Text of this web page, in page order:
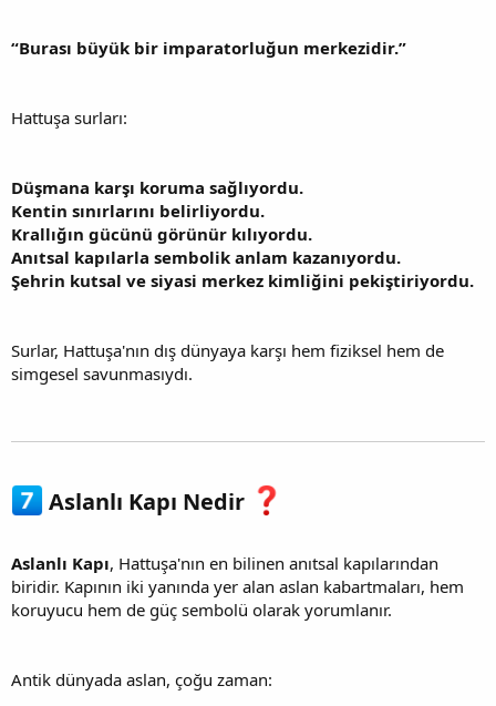
“Burası büyük bir imparatorluğun merkezidir.”
Hattuşa surları:
Düşmana karşı koruma sağlıyordu.
Kentin sınırlarını belirliyordu.
Krallığın gücünü görünür kılıyordu.
Anıtsal kapılarla sembolik anlam kazanıyordu.
Şehrin kutsal ve siyasi merkez kimliğini pekiştiriyordu.
Surlar, Hattuşa'nın dış dünyaya karşı hem fiziksel hem de
simgesel savunmasıydı.
Aslanlı Kapı Nedir
Aslanlı Kapı, Hattuşa'nın en bilinen anıtsal kapılarından
biridir. Kapının iki yanında yer alan aslan kabartmaları, hem
koruyucu hem de güç sembolü olarak yorumlanır.
Antik dünyada aslan, çoğu zaman: